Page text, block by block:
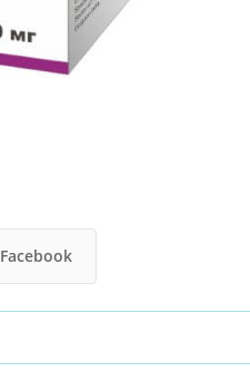
Facebook